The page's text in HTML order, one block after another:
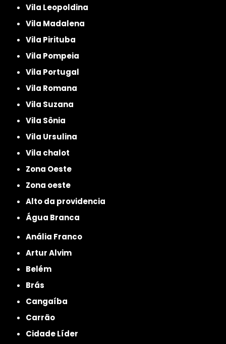
Vila Leopoldina
Vila Madalena
Vila Pirituba
Vila Pompeia
Vila Portugal
Vila Romana
Vila Suzana
Vila Sônia
Vila Ursulina
Vila chalot
Zona Oeste
Zona oeste
alto da providencia
Água Branca
Anália Franco
Artur Alvim
Belém
Brás
Cangaíba
Carrão
Cidade Líder